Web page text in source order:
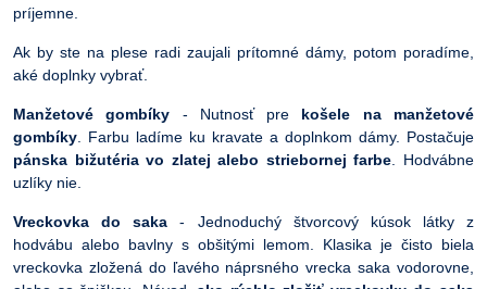
príjemne.
Ak by ste na plese radi zaujali prítomné dámy, potom poradíme,
aké doplnky vybrať.
Manžetové gombíky - Nutnosť pre košele na manžetové
gombíky . Farbu ladíme ku kravate a doplnkom dámy. Postačuje
pánska bižutéria vo zlatej alebo striebornej farbe . Hodvábne
uzlíky nie.
Vreckovka do saka - Jednoduchý štvorcový kúsok látky z
hodvábu alebo bavlny s obšitými lemom. Klasika je čisto biela
vreckovka zložená do ľavého náprsného vrecka saka vodorovne,